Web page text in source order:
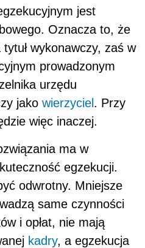
jest
Oznacza to, że
wykonawczy, zaś w
prowadzonym
urzędu
jako wierzyciel. Przy
więc inaczej.
ma w
egzekucji.
odwrotny. Mniejsze
same czynności
i opłat, nie mają
kadry, a egzekucja